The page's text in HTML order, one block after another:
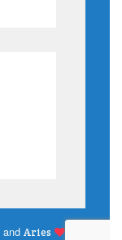
and Aries